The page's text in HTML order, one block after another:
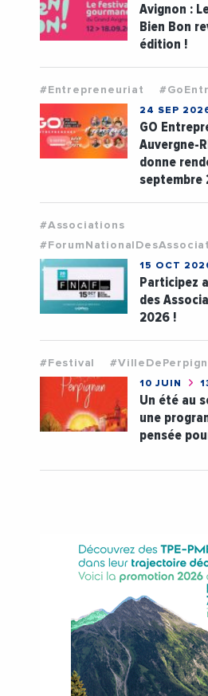
Avignon :
Bien Bon
édition !
#Entrepreneuriat
24 SEP
GO
Auvergne-
donne
septembre
#Associations
15 OCT
Participez
des
2026 !
#Festival
10 JUIN
Un été au
une
pensée